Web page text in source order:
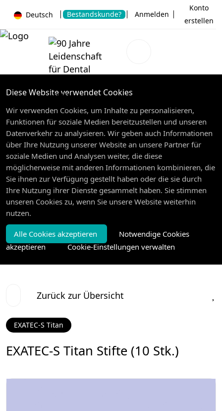
Deutsch Bestandskunde? Anmelden
Konto
erstellen
Diese Website verwendet Cookies
Wir verwenden Cookies, um Inhalte zu personalisieren,
Funktionen für soziale Medien bereitzustellen und unseren
Datenverkehr zu analysieren. Wir geben auch Informationen
über Ihre Nutzung unserer Website an unsere Partner für
soziale Medien und Analysen weiter, die diese
möglicherweise mit anderen Informationen kombinieren, die
Sie ihnen zur Verfügung gestellt haben oder die sie durch
Ihre Nutzung ihrer Dienste gesammelt haben. Sie stimmen
unseren Cookies zu, wenn Sie unsere Website weiterhin
nutzen.
Alle Cookies akzeptieren
Notwendige Cookies
akzeptieren
Cookie-Einstellungen verwalten
Zurück zur Übersicht
EXATEC-S Titan
EXATEC-S Titan Stifte (10 Stk.)